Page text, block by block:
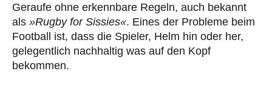
Geraufe ohne erkennbare Regeln, auch bekannt
als »Rugby for Sissies«. Eines der Probleme beim
Football ist, dass die Spieler, Helm hin oder her,
gelegentlich nachhaltig was auf den Kopf
bekommen.